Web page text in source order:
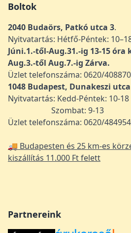
Boltok
2040 Budaörs, Patkó utca 3.
Nyitvatartás: Hétfő-Péntek:
Júni.1.-től-Aug.31.-ig 13-15 óra
Aug.3.-től Aug.7.-ig Zárva.
Üzlet telefonszáma: 0620/
1048 Budapest, Dunakeszi utca
Nyitvatartás: Kedd-Péntek: 10-18
Szombat: 9-13
Üzlet telefonszáma: 0620/
🚚 Budapesten és 25 km-es
kiszállítás 11.000 Ft felett
Partnereink